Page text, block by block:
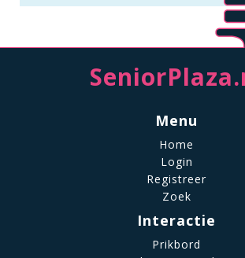
Menu
Home
Login
Registreer
Zoek
Interactie
Prikbord